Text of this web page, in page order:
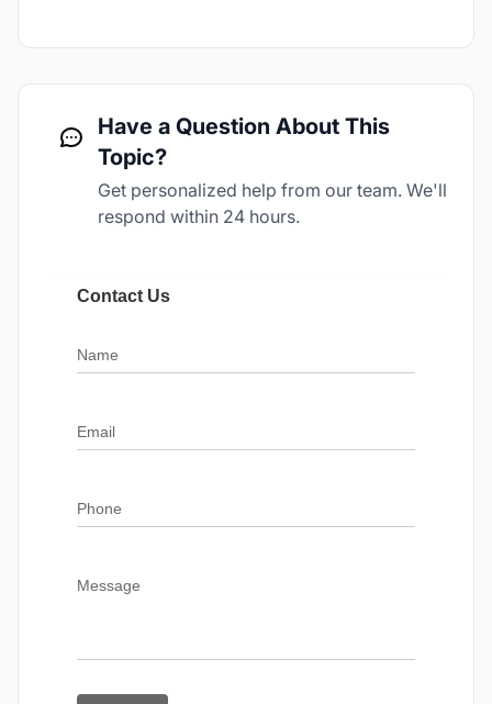
Have a Question About This
Topic?
Get personalized help from our team. We'll
respond within 24 hours.